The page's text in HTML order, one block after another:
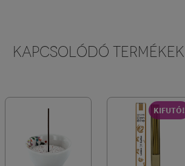
KAPCSOLÓDÓ TERMÉKEK
KIFUTÓ!